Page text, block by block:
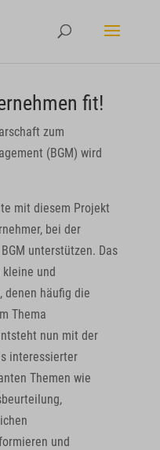
fit!
zum
(BGM) wird
mit diesem Projekt
bei der
unterstützen. Das
und
denen häufig die
Thema
nun mit der
interessierter
Themen wie
und